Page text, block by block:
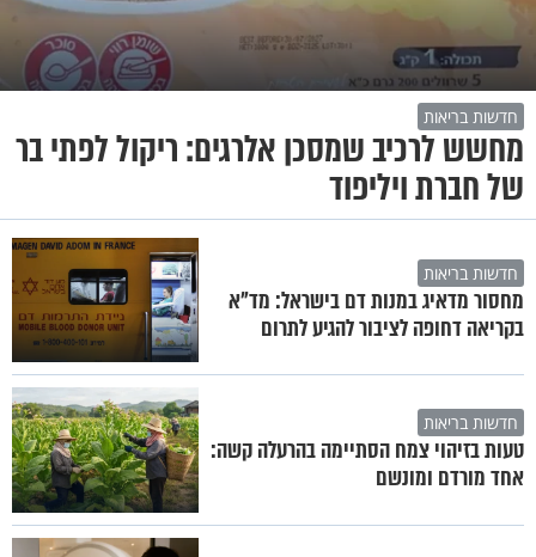
חדשות בריאות
מחשש לרכיב שמסכן אלרגים: ריקול לפתי בר
של חברת ויליפוד
חדשות בריאות
מחסור מדאיג במנות דם בישראל: מד"א
בקריאה דחופה לציבור להגיע לתרום
חדשות בריאות
טעות בזיהוי צמח הסתיימה בהרעלה קשה:
אחד מורדם ומונשם